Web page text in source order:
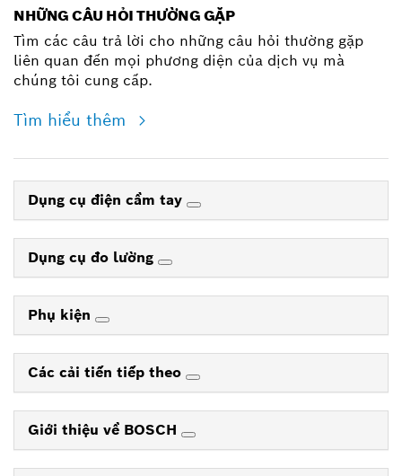
NHỮNG CÂU HỎI THƯỜNG GẶP
Tìm các câu trả lời cho những câu hỏi thường gặp
liên quan đến mọi phương diện của dịch vụ mà
chúng tôi cung cấp.
Tìm hiểu thêm
Dụng cụ điện cầm tay
Dụng cụ đo lường
Phụ kiện
Các cải tiến tiếp theo
Giới thiệu về BOSCH